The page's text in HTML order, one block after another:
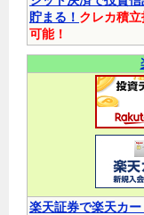
貯まる！ クレカ積
可能！
楽天証券で楽天カ